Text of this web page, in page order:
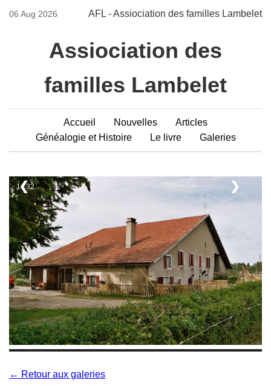
06 Aug 2026 AFL - Assiociation des familles Lambelet
Assiociation des
familles Lambelet
Accueil Nouvelles
Articles
Généalogie et Histoire
Le livre Galeries
1 / 32
❮ ❯
← Retour aux galeries